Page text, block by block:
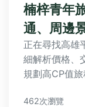
楠梓青年
通、周邊
正在尋找高雄
細解析價格、
規劃高CP值旅
462次瀏覽